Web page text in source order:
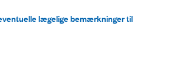
lægelige bemærkninger til